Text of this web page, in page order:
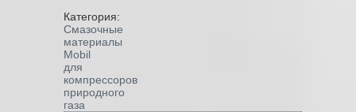
Категория:
Смазочные
материалы
Mobil
для
компрессоров
природного
газа